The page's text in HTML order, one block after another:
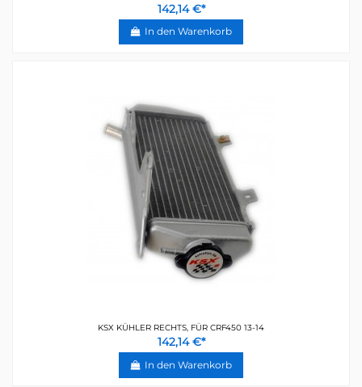
142,14 €*
In den Warenkorb
KSX KÜHLER RECHTS, FÜR CRF450 13-14
142,14 €*
In den Warenkorb